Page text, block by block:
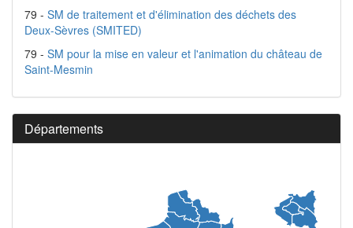
79 - SM de traitement et d'élimination des déchets des
Deux-Sèvres (SMITED)
79 - SM pour la mise en valeur et l'animation du château de
Saint-Mesmin
Départements